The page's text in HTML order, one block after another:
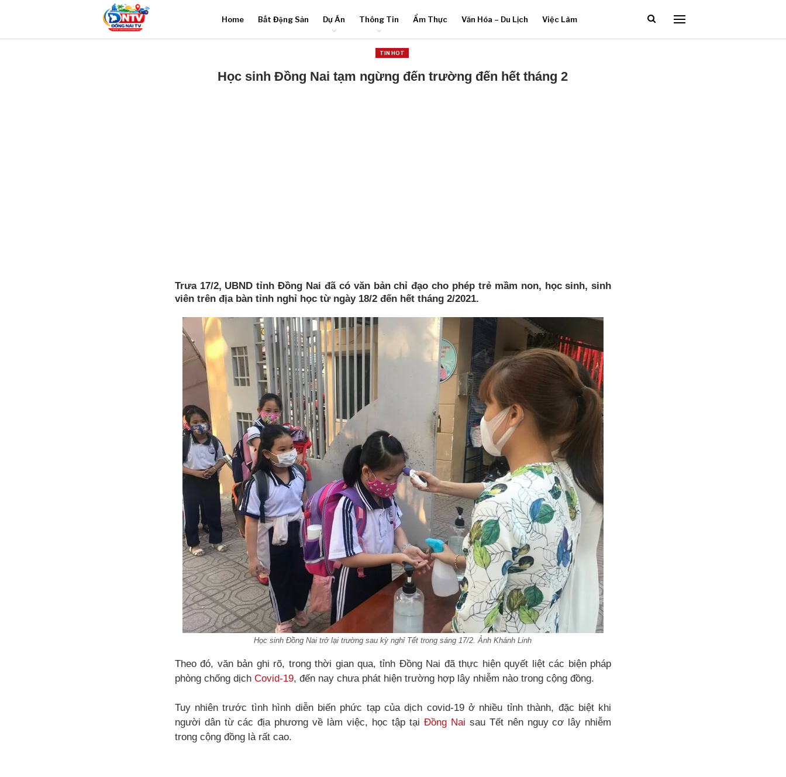
Home Bất Động Sản Dự Án Thông Tin Ẩm Thực Văn Hóa – Du Lịch Việc Làm
TIN HOT
Học sinh Đồng Nai tạm ngừng đến trường đến hết tháng 2
Trưa 17/2, UBND tỉnh Đồng Nai đã có văn bản chỉ đạo cho phép trẻ mầm non, học sinh, sinh
viên trên địa bàn tỉnh nghỉ học từ ngày 18/2 đến hết tháng 2/2021.
Học sinh Đồng Nai trở lại trường sau kỳ nghỉ Tết trong sáng 17/2. Ảnh Khánh Linh
Theo đó, văn bản ghi rõ, trong thời gian qua, tỉnh Đồng Nai đã thực hiện quyết liệt các biện pháp
phòng chống dịch Covid-19, đến nay chưa phát hiện trường hợp lây nhiễm nào trong cộng đồng.
Tuy nhiên trước tình hình diễn biến phức tạp của dịch covid-19 ở nhiều tỉnh thành, đặc biệt khi
người dân từ các địa phương về làm việc, học tập tại Đồng Nai sau Tết nên nguy cơ lây nhiễm
trong cộng đồng là rất cao.